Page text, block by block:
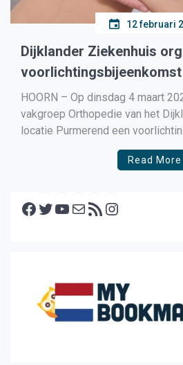
12 februari
Dijklander Ziekenhuis
van de heup, knie en
HOORN – Op dinsdag 4 maart
vakgroep Orthopedie van het
locatie Purmerend een
artrose (slijtage) van de heup,
bijeenkomst is bedoeld voor
Read More
Facebook Twitter YouTube E-mail RSS feed